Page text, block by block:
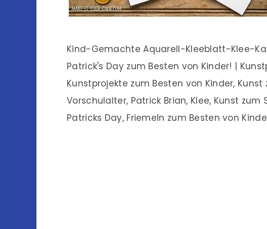
Kind-Gemachte Aquarell-Kleeblatt-Klee-
Patrick's Day zum Besten von Kinder! |
Kunstprojekte zum Besten von Kinder,
Vorschulalter, Patrick Brian, Klee, Kunst zum
Patricks Day, Friemeln zum Besten von